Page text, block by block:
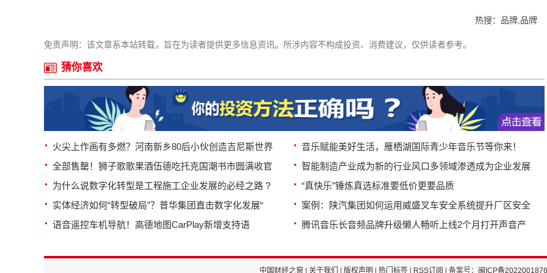
热搜：品牌,品牌
免责声明：该文章系本站转载，旨在为读者提供更多信息资讯。所涉内容不构成投资、消费建议，仅供读者参考。
猜你喜欢
火尖上作画有多燃？河南新乡80后小伙创造吉尼斯世界
音乐赋能美好生活，雁栖湖国际青少年音乐节等你来！
全部售罄！狮子歌歌果酒伍德吃托克国潮书市圆满收官
智能制造产业成为新的行业风口多领域渗透成为企业发展
为什么说数字化转型是工程施工企业发展的必经之路 ?
“真快乐”锤炼真选标准要低价更要品质
实体经济如何“转型破局”？普华集团直击数字化发展“
案例：陕汽集团如何运用威盛叉车安全系统提升厂区安全
语音遥控车机导航！高德地图CarPlay新增支持语
腾讯音乐长音频品牌升级懒人畅听上线2个月打开声音产
中国财经之窗 关于我们 版权声明 热门标签| RSS订阅 | 备案号： 闽ICP备